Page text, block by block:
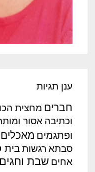
ענן תגיות
חברים מחצית
וכתיבה אסור
ופתגמים מאכלים
סבתא רגשותבית
אחים שבת וחגים